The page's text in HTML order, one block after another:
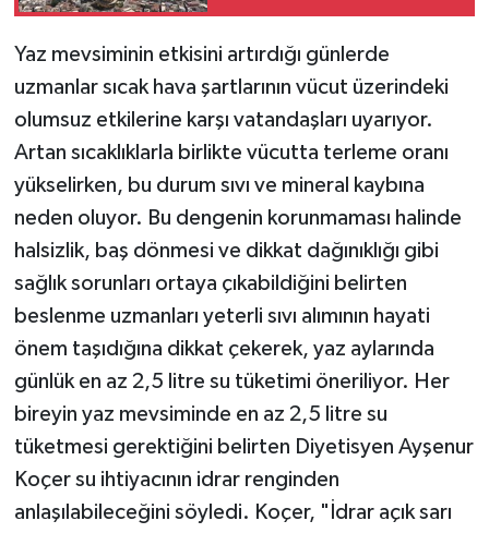
Yaz mevsiminin etkisini artırdığı günlerde
uzmanlar sıcak hava şartlarının vücut üzerindeki
olumsuz etkilerine karşı vatandaşları uyarıyor.
Artan sıcaklıklarla birlikte vücutta terleme oranı
yükselirken, bu durum sıvı ve mineral kaybına
neden oluyor. Bu dengenin korunmaması halinde
halsizlik, baş dönmesi ve dikkat dağınıklığı gibi
sağlık sorunları ortaya çıkabildiğini belirten
beslenme uzmanları yeterli sıvı alımının hayati
önem taşıdığına dikkat çekerek, yaz aylarında
günlük en az 2,5 litre su tüketimi öneriliyor. Her
bireyin yaz mevsiminde en az 2,5 litre su
tüketmesi gerektiğini belirten Diyetisyen Ayşenur
Koçer su ihtiyacının idrar renginden
anlaşılabileceğini söyledi. Koçer, "İdrar açık sarı